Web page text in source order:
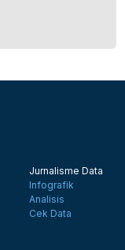
Jurnalisme Data
Infografik
Analisis
Cek Data